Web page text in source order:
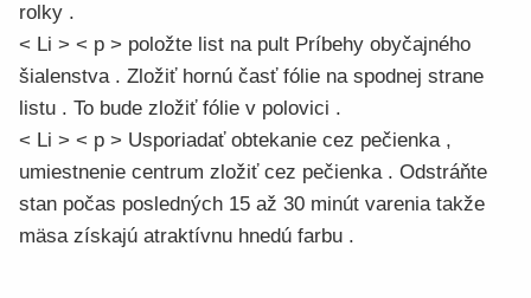
rolky .
< Li > < p > položte list na pult Príbehy obyčajného
šialenstva . Zložiť hornú časť fólie na spodnej strane
listu . To bude zložiť fólie v polovici .
< Li > < p > Usporiadať obtekanie cez pečienka ,
umiestnenie centrum zložiť cez pečienka . Odstráňte
stan počas posledných 15 až 30 minút varenia takže
mäsa získajú atraktívnu hnedú farbu .